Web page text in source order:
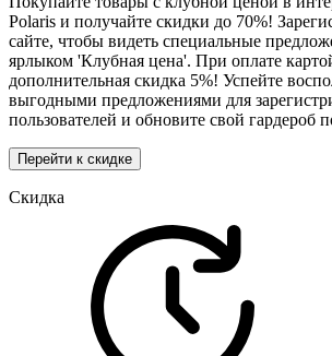
Polaris и получайте скидки до 70%!
сайте, чтобы видеть специальные
ярлыком 'Клубная цена'. При оплате
дополнительная скидка 5%! Успейте
выгодными предложениями для
пользователей и обновите свой гардероб
Перейти к скидке
Скидка